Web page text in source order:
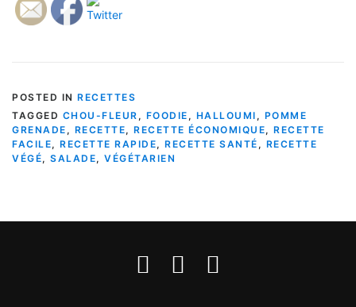
POSTED IN RECETTES
TAGGED CHOU-FLEUR , FOODIE , HALLOUMI , POMME
GRENADE , RECETTE, RECETTE ÉCONOMIQUE, RECETTE
FACILE, RECETTE RAPIDE, RECETTE SANTÉ , RECETTE
VÉGÉ, SALADE, VÉGÉTARIEN